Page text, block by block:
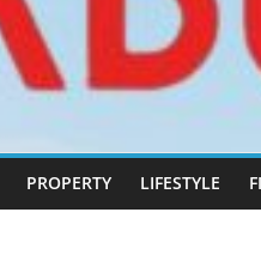
PROPERTY LIFESTYLE